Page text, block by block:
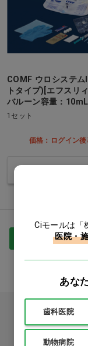
COMF ウロシステ
トタイプ)[エフスリ
バルーン容量：
1セット
価格：ログイン後
最初
カ
Ciモールは「
医院・
あな
歯科医院
動物病院